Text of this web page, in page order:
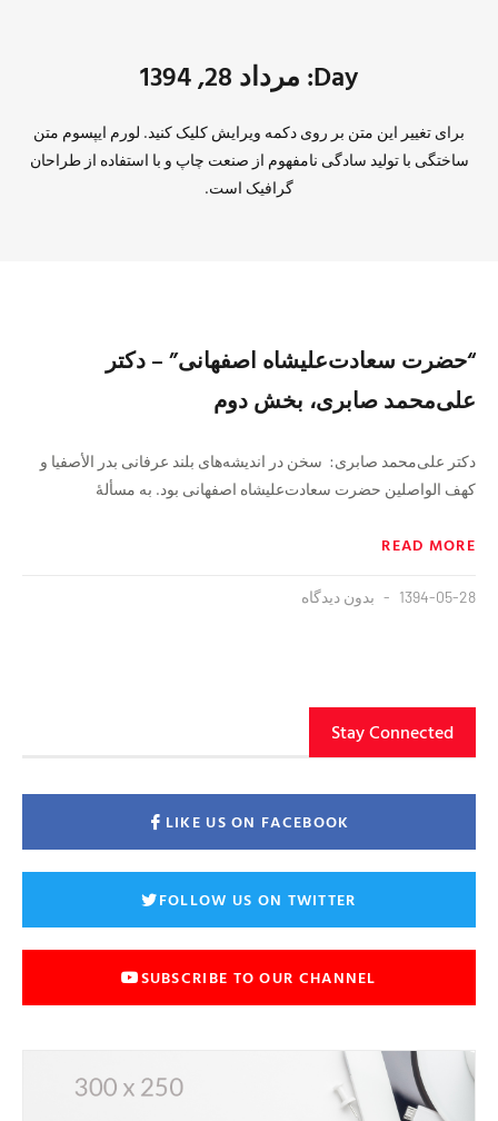
Day: مرداد 28, 1394
برای تغییر این متن بر روی دکمه ویرایش کلیک کنید. لورم ایپسوم متن
ساختگی با تولید سادگی نامفهوم از صنعت چاپ و با استفاده از طراحان
گرافیک است.
“حضرت سعادت‌علیشاه اصفهانی” – دکتر
علی‌محمد صابری، بخش دوم
دکتر علی‌محمد صابری: سخن در اندیشه‌های بلند عرفانی بدر الأصفیا و
کهف‌ الواصلین حضرت سعادت‌علیشاه اصفهانی بود. به مسألهٔ
READ MORE
1394-05-28 بدون دیدگاه
Stay Connected
LIKE US ON FACEBOOK
FOLLOW US ON TWITTER
SUBSCRIBE TO OUR CHANNEL